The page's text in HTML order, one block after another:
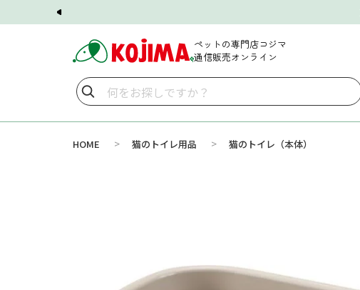
ペットの専門店コジマ
通信販売オンライン
HOME > 猫のトイレ用品 > 猫のトイレ（本体）